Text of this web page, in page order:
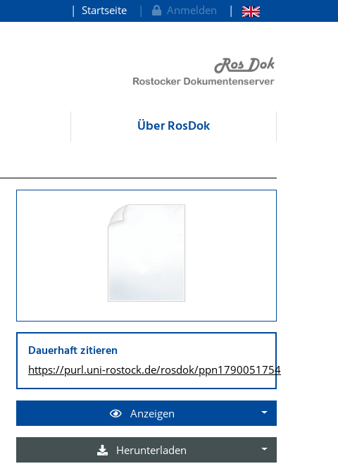
Startseite Anmelden
Über RosDok
Dauerhaft zitieren
https://purl.uni-rostock.de/rosdok/ppn1790051754
Anzeigen
Herunterladen